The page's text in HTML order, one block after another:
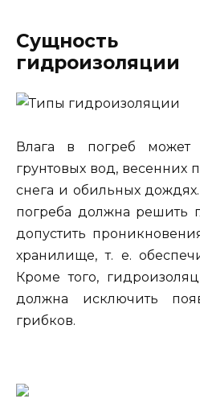
Сущность
гидроизоляции
Влага в погреб
грунтовых вод, весенних
снега и обильных
погреба должна решить
допустить
хранилище, т. е.
Кроме того,
должна исключить
грибков.